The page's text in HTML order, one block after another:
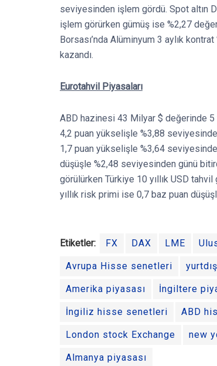
seviyesinden işlem gördü. Spot altın
işlem görürken gümüş ise %2,27
Borsası’nda Alüminyum 3 aylık
kazandı.
Eurotahvil Piyasaları
ABD hazinesi 43 Milyar $ değerinde 5
4,2 puan yükselişle %3,88
1,7 puan yükselişle %3,64
düşüşle %2,48 seviyesinden günü
görülürken Türkiye 10 yıllık USD
yıllık risk primi ise 0,7 baz puan
Etiketler: FX DAX LME
Avrupa Hisse senetleri
Amerika piyasası İngiltere
İngiliz hisse senetleri ABD
London stock Exchange new
Almanya piyasası